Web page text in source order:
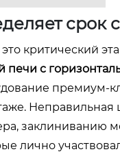
срок
критический
с
премиум-
заклиниванию
лично